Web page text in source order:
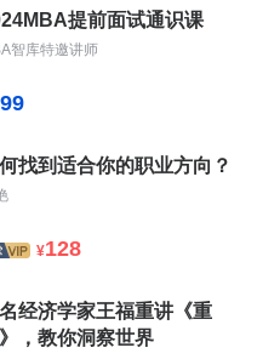
力量参与其中，并充分发挥
场的力量来发展我国的学校
富裕起来的人们以及有投资
事业。民办学校最先在东部
兴起的动力以及我国教育法
来看，私立学校(现实中，我
混同)实际上就是政府机构以
用非国家财政性经费投资兴
提前面试通识课
智库特邀讲师
找到适合你的职业方向？
¥128
经济学家王福重讲《重
，教你洞察世界